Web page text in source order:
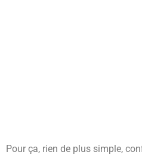
Pour ça, rien de plus simple,